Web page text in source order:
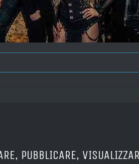
PUBBLICARE,